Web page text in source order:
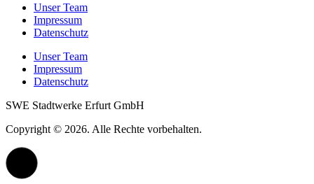
Unser Team
Impressum
Datenschutz
Unser Team
Impressum
Datenschutz
SWE Stadtwerke Erfurt GmbH
Copyright © 2026. Alle Rechte vorbehalten.